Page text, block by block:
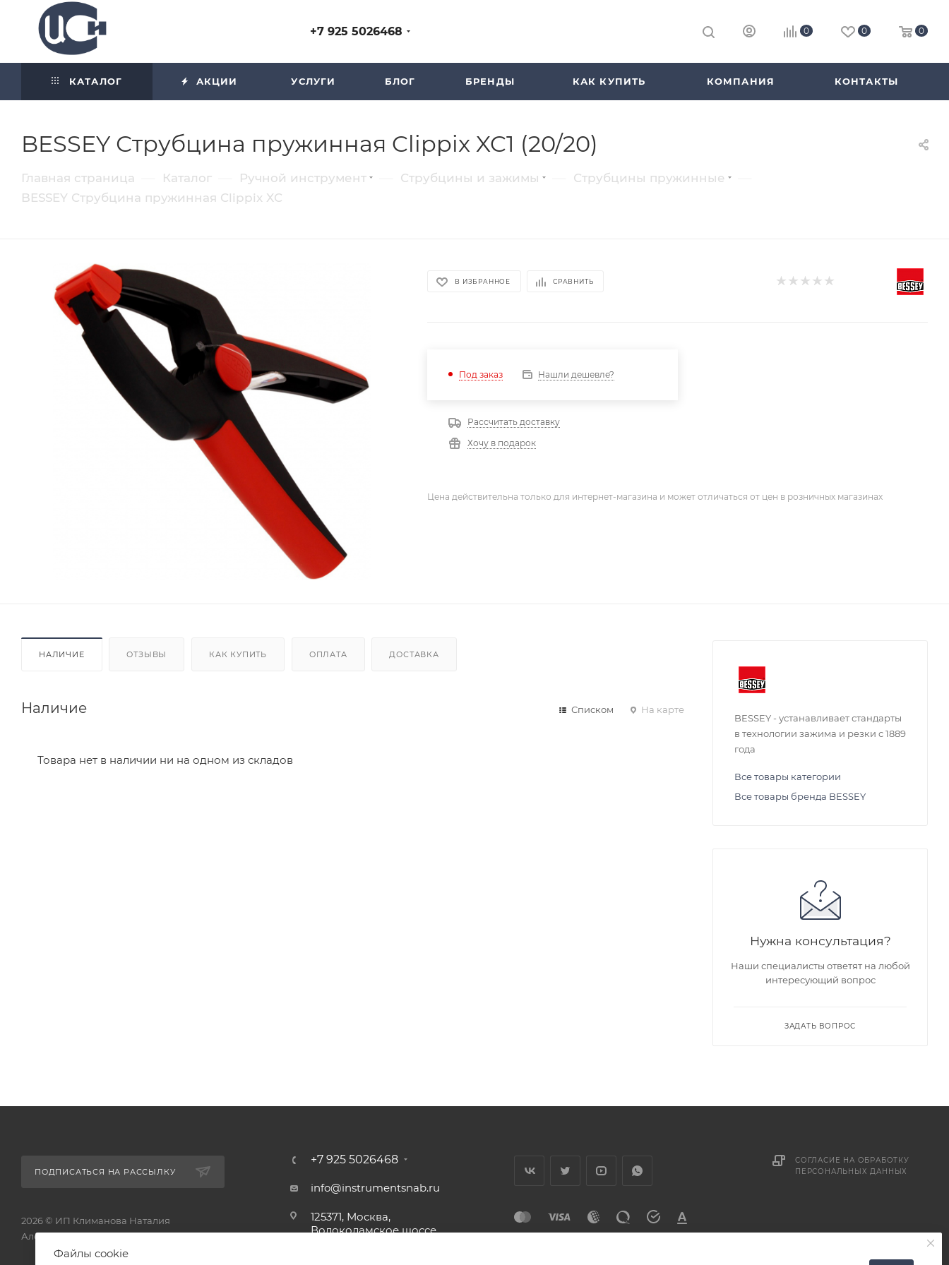
+7 925 5026468 0 0 0
КАТАЛОГ АКЦИИ УСЛУГИ БЛОГ БРЕНДЫ КАК КУПИТЬ КОМПАНИЯ КОНТАКТЫ
BESSEY Струбцина пружинная Clippix XC1 (20/20)
Главная страница Каталог Ручной инструмент Струбцины и зажимы Струбцины пружинные
BESSEY Струбцина пружинная Clippix XC
В ИЗБРАННОЕ СРАВНИТЬ
Под заказ Нашли дешевле?
Рассчитать доставку
Хочу в подарок
Цена действительна только для интернет-магазина и может отличаться от цен в розничных магазинах
НАЛИЧИЕ ОТЗЫВЫ КАК КУПИТЬ ОПЛАТА ДОСТАВКА
Наличие Списком На карте
Товара нет в наличии ни на одном из складов
BESSEY - устанавливает стандарты
в технологии зажима и резки с 1889
года
Все товары категории
Все товары бренда BESSEY
Нужна консультация?
Наши специалисты ответят на любой
интересующий вопрос
ЗАДАТЬ ВОПРОС
ПОДПИСАТЬСЯ НА РАССЫЛКУ
2026 © ИП Климанова Наталия
Александровна - интернет-магазин
+7 925 5026468
info@instrumentsnab.ru
125371, Москва,
Волоколамское шоссе,
СОГЛАСИЕ НА ОБРАБОТКУ
ПЕРСОНАЛЬНЫХ ДАННЫХ
Файлы cookie